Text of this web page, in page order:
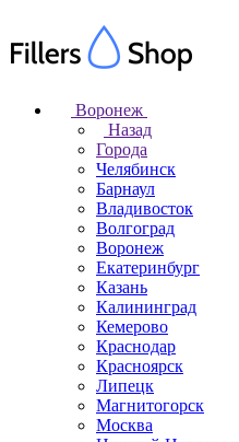
Воронеж
Назад
Города
Челябинск
Барнаул
Владивосток
Волгоград
Воронеж
Екатеринбург
Казань
Калининград
Кемерово
Краснодар
Красноярск
Липецк
Магнитогорск
Москва